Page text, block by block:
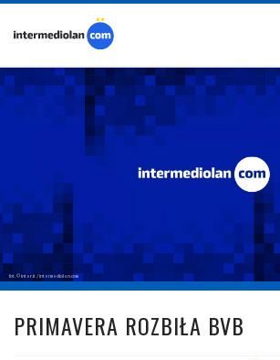
fot. © inter.it / intermediolan.com
PRIMAVERA ROZBIŁA BVB